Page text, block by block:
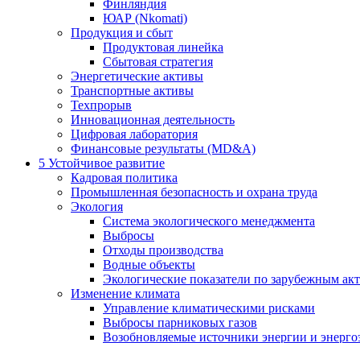
Финляндия
ЮАР (Nkomati)
Продукция и сбыт
Продуктовая линейка
Сбытовая стратегия
Энергетические активы
Транспортные активы
Техпрорыв
Инновационная деятельность
Цифровая лаборатория
Финансовые результаты (MD&A)
5 Устойчивое развитие
Кадровая политика
Промышленная безопасность и охрана труда
Экология
Система экологического менеджмента
Выбросы
Отходы производства
Водные объекты
Экологические показатели по зарубежным
Изменение климата
Управление климатическими рисками
Выбросы парниковых газов
Возобновляемые источники энергии и